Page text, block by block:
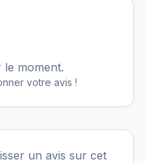
moment.
votre avis !
un avis sur cet